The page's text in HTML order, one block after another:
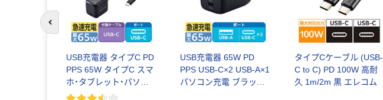
USB充電器 タイプC PD
PPS 65W タイプC スマ
ホ・タブレット・パソコ
ン充電 エレコム
USB充電器 65W PD
PPS USB-C×2 USB-A×1
パソコン充電 ブラック
タイプCケーブル (USB-
C to C) PD 100W 高耐
久 1m/2m 黒 エレコム
前のスライドへ